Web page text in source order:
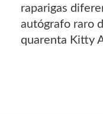
raparigas
autógrafo raro
quarenta Kitty